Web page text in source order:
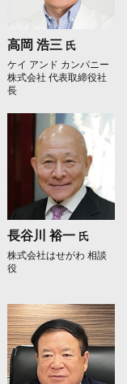
高岡 浩三 氏
ケイ アンド カンパニー
株式会社 代表取締役社
長
長谷川 裕一 氏
株式会社はせがわ 相談
役